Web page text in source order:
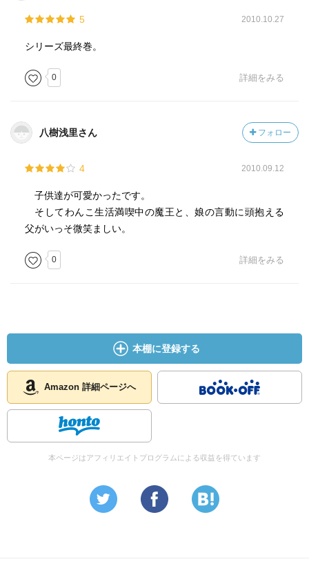
5 2010.10.27
シリーズ最終巻。
0 詳細をみる
八樹浅里さん フォロー
4 2010.09.12
子供達が可愛かったです。
そしてわんこ生活満喫中の魔王と、娘の言動に頭抱える
父がいっそ微笑ましい。
0 詳細をみる
本棚に登録する
Amazon 詳細ページへ
本ページはアフィリエイトプログラムによる収益を得ています